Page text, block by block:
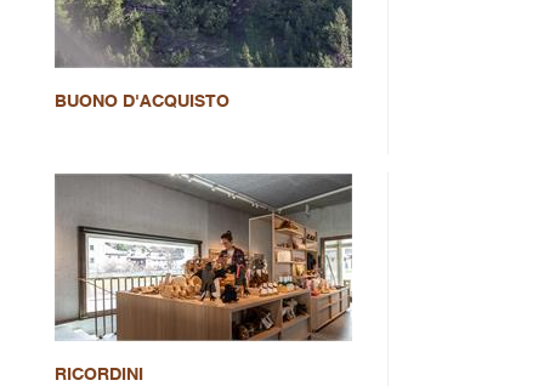
BUONO D'ACQUISTO
RICORDINI